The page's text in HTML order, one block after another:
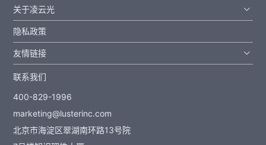
关于凌云光
隐私政策
友情链接
联系我们
400-829-1996
marketing@lusterinc.com
北京市海淀区翠湖南环路13号院